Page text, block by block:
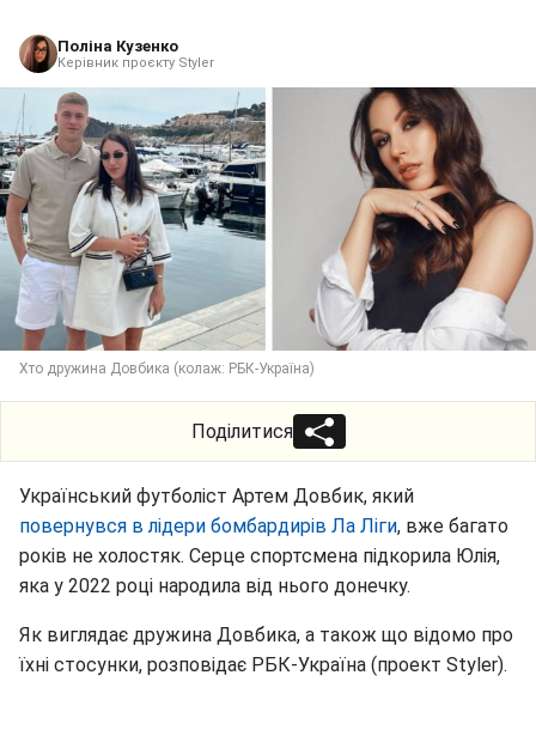
Поліна Кузенко
Керівник проєкту Styler
Хто дружина Довбика (колаж: РБК-Україна)
Поділитися
Український футболіст Артем Довбик, який
повернувся в лідери бомбардирів Ла Ліги, вже багато
років не холостяк. Серце спортсмена підкорила Юлія,
яка у 2022 році народила від нього донечку.
Як виглядає дружина Довбика, а також що відомо про
їхні стосунки, розповідає РБК-Україна (проект Styler).